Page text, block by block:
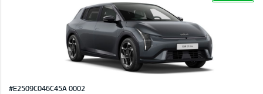
#E2509C046C45A 0002